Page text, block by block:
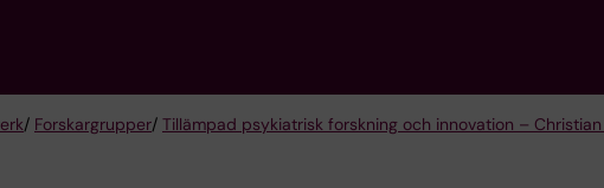
/ Forskargrupper/ Tillämpad psykiatrisk forskning och innovation –